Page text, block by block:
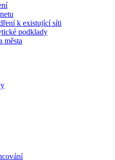
k existující síti
podklady
města